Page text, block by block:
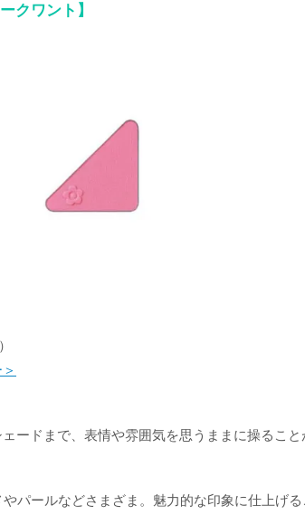
クワント】
ードまで、表情や雰囲気を思うままに操るこ
パールなどさまざま。魅力的な印象に仕上げる